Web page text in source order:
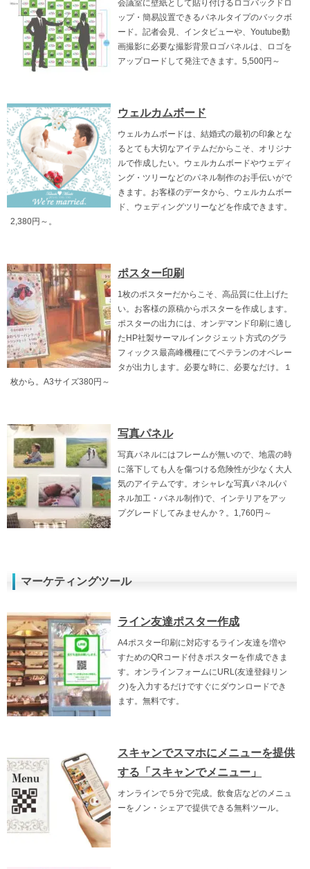
会議室に壁紙として貼り付けるロゴバックドロ
ップ・簡易設置できるパネルタイプのバックボ
ード。記者会見、インタビューや、Youtube動
画撮影に必要な撮影背景ロゴパネルは、ロゴを
アップロードして発注できます。5,500円～
ウェルカムボード
ウェルカムボードは、結婚式の最初の印象とな
るとても大切なアイテムだからこそ、オリジナ
ルで作成したい。ウェルカムボードやウェディ
ング・ツリーなどのパネル制作のお手伝いがで
きます。お客様のデータから、ウェルカムボー
ド、ウェディングツリーなどを作成できます。
2,380円～。
ポスター印刷
1枚のポスターだからこそ、高品質に仕上げた
い。お客様の原稿からポスターを作成します。
ポスターの出力には、オンデマンド印刷に適し
たHP社製サーマルインクジェット方式のグラ
フィックス最高峰機種にてベテランのオペレー
タが出力します。必要な時に、必要なだけ。１
枚から。A3サイズ380円～
写真パネル
写真パネルにはフレームが無いので、地震の時
に落下しても人を傷つける危険性が少なく大人
気のアイテムです。オシャレな写真パネル(パ
ネル加工・パネル制作)で、インテリアをアッ
プグレードしてみませんか？。1,760円～
マーケティングツール
ライン友達ポスター作成
A4ポスター印刷に対応するライン友達を増や
すためのQRコード付きポスターを作成できま
す。オンラインフォームにURL(友達登録リン
ク)を入力するだけですぐにダウンロードでき
ます。無料です。
スキャンでスマホにメニューを提供
する「スキャンでメニュー」
オンラインで５分で完成。飲食店などのメニュ
ーをノン・シェアで提供できる無料ツール。